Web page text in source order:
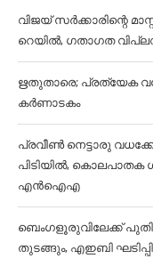
വിജയ് സര്‍ക്കാരിന്റെ
റെയില്‍, ഗതാഗത
ഋതുതാരെ; പ്രത്യേക
കര്‍ണാടകം
പ്രവീൺ നെട്ടാരു
പിടിയിൽ, കൊലപാതക
എൻഐഎ
ബെംഗളൂരുവിലേക്ക്
തുടങ്ങും, എഇബി